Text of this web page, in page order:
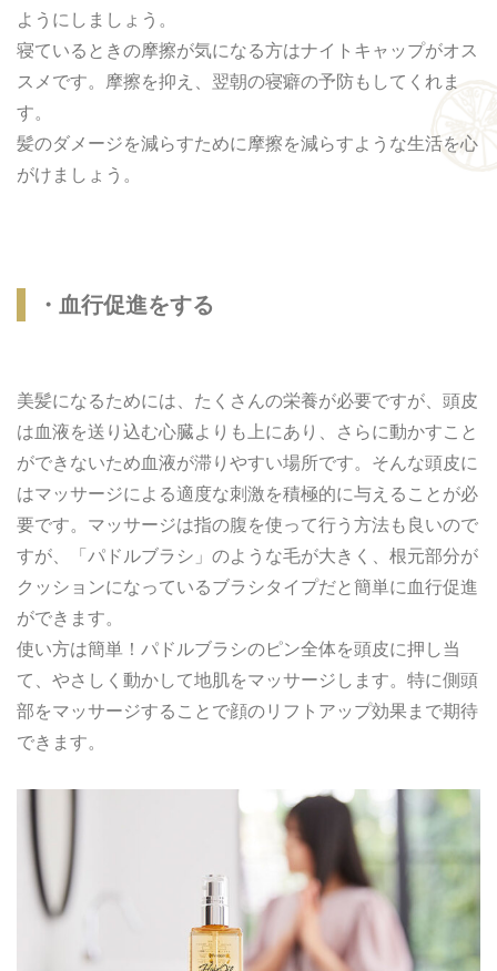
ようにしましょう。
寝ているときの摩擦が気になる方はナイトキャップがオス
スメです。摩擦を抑え、翌朝の寝癖の予防もしてくれま
す。
髪のダメージを減らすために摩擦を減らすような生活を心
がけましょう。
・血行促進をする
美髪になるためには、たくさんの栄養が必要ですが、頭皮
は血液を送り込む心臓よりも上にあり、さらに動かすこと
ができないため血液が滞りやすい場所です。そんな頭皮に
はマッサージによる適度な刺激を積極的に与えることが必
要です。マッサージは指の腹を使って行う方法も良いので
すが、「パドルブラシ」のような毛が大きく、根元部分が
クッションになっているブラシタイプだと簡単に血行促進
ができます。
使い方は簡単！パドルブラシのピン全体を頭皮に押し当
て、やさしく動かして地肌をマッサージします。特に側頭
部をマッサージすることで顔のリフトアップ効果まで期待
できます。